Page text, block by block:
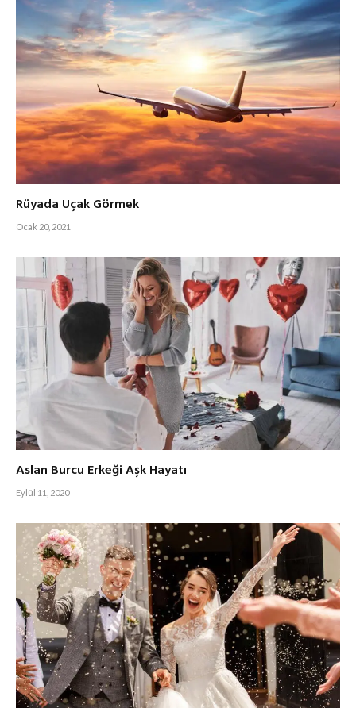
Rüyada Uçak Görmek
Ocak 20, 2021
Aslan Burcu Erkeği Aşk Hayatı
Eylül 11, 2020